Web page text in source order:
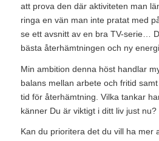
att prova den där aktiviteten man
ringa en vän man inte pratat med
se ett avsnitt av en bra TV-serie…
bästa återhämtningen och ny
Min ambition denna höst handlar
balans mellan arbete och fritid
tid för återhämtning. Vilka tankar
känner Du är viktigt i ditt liv just nu?
Kan du prioritera det du vill ha mer